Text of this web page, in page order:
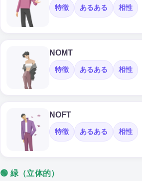
特徴 あるある 相性
NOMT
特徴 あるある 相性
NOFT
特徴 あるある 相性
🟢 緑（立体的）